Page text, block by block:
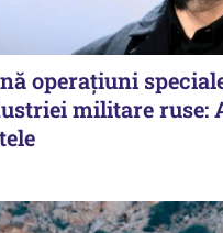
operațiuni
militare ruse: